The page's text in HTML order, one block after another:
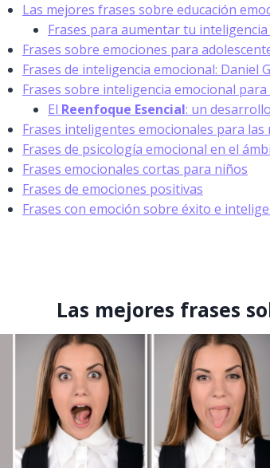
Las mejores frases sobre educación
Frases para aumentar tu
Frases sobre emociones para
Frases de inteligencia emocional: Daniel
Frases sobre inteligencia emocional
El Reenfoque Esencial: un
Frases inteligentes emocionales para las
Frases de psicología emocional en el
Frases emocionales cortas para niños
Frases de emociones positivas
Frases con emoción sobre éxito e
Las mejores frases